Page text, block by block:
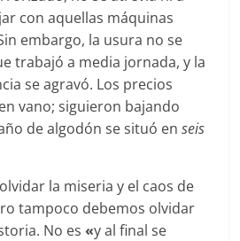
con aquellas máquinas
embargo, la usura no se
trabajó a media jornada, y la
se agravó. Los precios
vano; siguieron bajando
de algodón se situó enseis
la miseria y el caos de
tampoco debemos olvidar
No es«y al final se